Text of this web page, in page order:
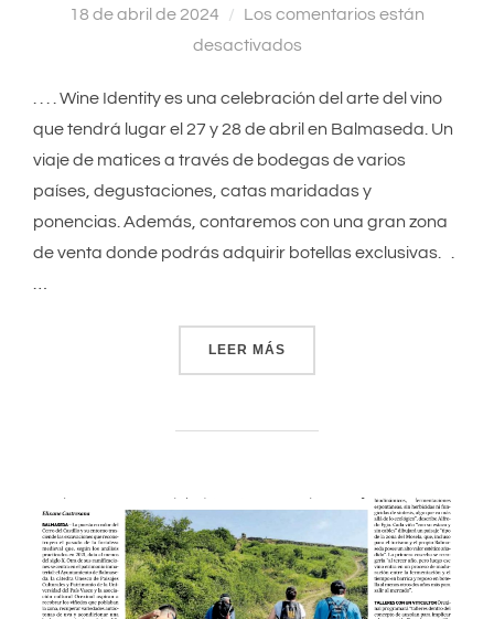
18 de abril de 2024
Los comentarios están
desactivados
. . . . Wine Identity es una celebración del arte del vino
que tendrá lugar el 27 y 28 de abril en Balmaseda. Un
viaje de matices a través de bodegas de varios
países, degustaciones, catas maridadas y
ponencias. Además, contaremos con una gran zona
de venta donde podrás adquirir botellas exclusivas. .
…
LEER MÁS